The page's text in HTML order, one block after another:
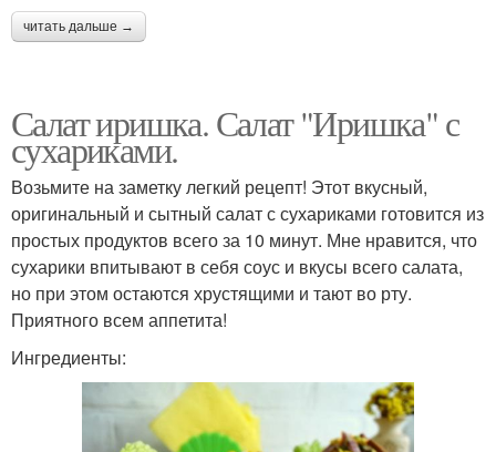
читать дальше →
Салат иришка. Салат "Иришка" с
сухариками.
Возьмите на заметку легкий рецепт! Этот вкусный,
оригинальный и сытный салат с сухариками готовится из
простых продуктов всего за 10 минут. Мне нравится, что
сухарики впитывают в себя соус и вкусы всего салата,
но при этом остаются хрустящими и тают во рту.
Приятного всем аппетита!
Ингредиенты: